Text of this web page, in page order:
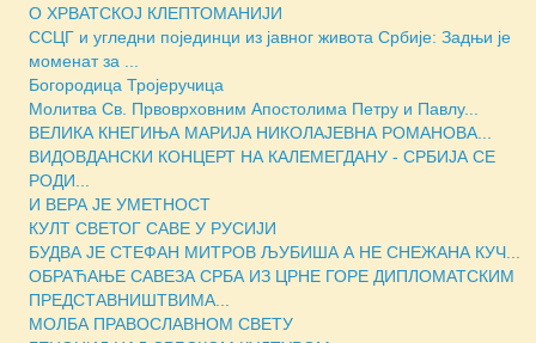
О ХРВАТСКОЈ КЛЕПТОМАНИЈИ
ССЦГ и угледни појединци из јавног живота Србије: Задњи је
моменат за ...
Богородица Тројеручица
Молитва Св. Првоврховним Апостолима Петру и Павлу...
ВЕЛИКА КНЕГИЊА МАРИЈА НИКОЛАЈЕВНА РОМАНОВА...
ВИДОВДАНСКИ КОНЦЕРТ НА КАЛЕМЕГДАНУ - СРБИЈА СЕ
РОДИ...
И ВЕРА ЈЕ УМЕТНОСТ
КУЛТ СВЕТОГ САВЕ У РУСИЈИ
БУДВА ЈЕ СТЕФАН МИТРОВ ЉУБИША А НЕ СНЕЖАНА КУЧ...
ОБРАЋАЊЕ САВЕЗА СРБА ИЗ ЦРНЕ ГОРЕ ДИПЛОМАТСКИМ
ПРЕДСТАВНИШТВИМА...
МОЛБА ПРАВОСЛАВНОМ СВЕТУ